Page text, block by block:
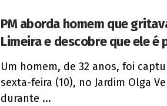
PM aborda homem que
Limeira e descobre que ele é
Um homem, de 32 anos, foi
sexta-feira (10), no Jardim Olga
durante ...